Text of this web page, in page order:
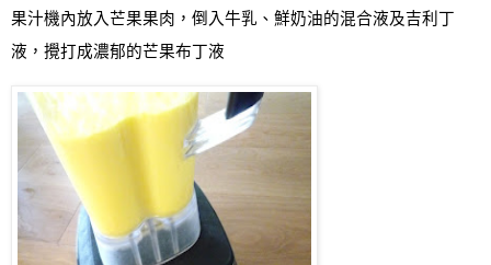
果汁機內放入芒果果肉，倒入牛乳 、 鮮奶油的混合液及吉利丁
液，攪打成濃郁的芒果布丁液